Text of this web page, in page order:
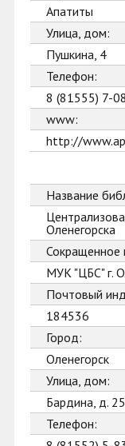
Апатиты
Улица, дом:
Пушкина, 4
Телефон:
8 (81555) 7-
www:
http://
Название
Оленегорска
Сокращенное
МУК "ЦБС" г.
Почтовый
184536
Город:
Оленегорск
Улица, дом:
Бардина, д. 25
Телефон: